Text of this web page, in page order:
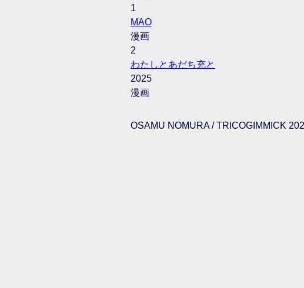
1
MAO
漫画
2
わたしとあだち充と
2025
漫画
OSAMU NOMURA / TRICOGIMMICK